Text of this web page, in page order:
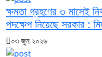
ক্ষমতা গ্রহণের ৩ মাসেই
পদক্ষেপ নিয়েছে সরকার :
০৩ জুন ২০২৬